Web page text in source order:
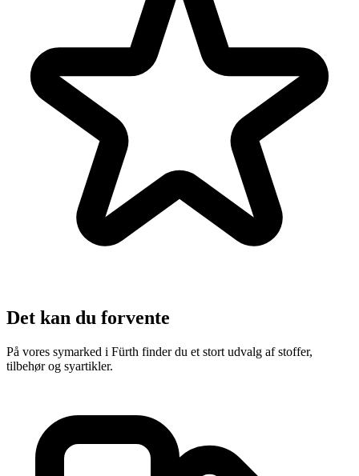
Det kan du forvente
På vores symarked i Fürth finder du et stort udvalg af stoffer,
tilbehør og syartikler.